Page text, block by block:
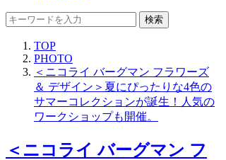
検索
TOP
PHOTO
＜ニコライ バーグマン フラワーズ
＆ デザイン＞夏にぴったりな4色の
サマーコレクションが誕生！人気の
ワークショップも開催。
＜ニコライ バーグマン フ